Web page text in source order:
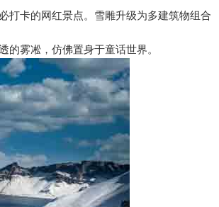
打卡的网红景点。雪雕升级为多建筑物组合
雾凇，仿佛置身于童话世界。